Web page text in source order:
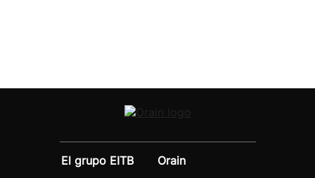
El grupo EITB
Orain